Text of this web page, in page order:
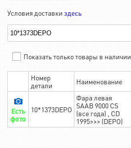
Условия доставки здесь
Показать только товары в наличии
Номер
детали
Наименование
Есть
фото
10*1373DEPO
Фара левая
SAAB 9000 CS
(все года) , CD
1995>>> (DEPO)